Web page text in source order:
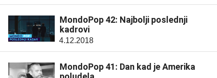
MondoPop 42: Najbolji poslednji
kadrovi
4.12.2018
MondoPop 41: Dan kad je Amerika